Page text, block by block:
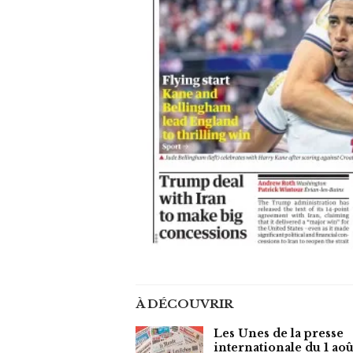
À DÉCOUVRIR
Les Unes de la presse
internationale du 1